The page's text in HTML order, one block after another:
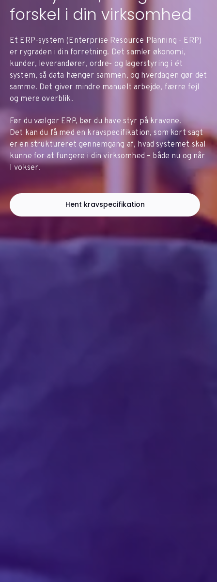
forskel i din virksomhed
Et ERP-system (Enterprise Resource Planning - ERP)
er rygraden i din forretning. Det samler økonomi,
kunder, leverandører, ordre- og lagerstyring i ét
system, så data hænger sammen, og hverdagen gør det
samme. Det giver mindre manuelt arbejde, færre fejl
og mere overblik.
Før du vælger ERP, bør du have styr på kravene.
Det kan du få med en kravspecifikation, som kort sagt
er en struktureret gennemgang af, hvad systemet skal
kunne for at fungere i din virksomhed – både nu og når
I vokser.
Hent kravspecifikation